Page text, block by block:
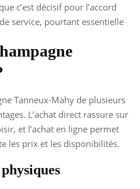
c’est décisif pour l’accord
service, pourtant essentielle
Tanneux-Mahy de plusieurs
L’achat direct rassure sur
et l’achat en ligne permet
les prix et les disponibilités.